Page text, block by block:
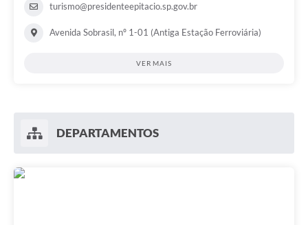
turismo@presidenteepitacio.sp.gov.br
Avenida Sobrasil, nº 1-01 (Antiga Estação Ferroviária)
VER MAIS
DEPARTAMENTOS